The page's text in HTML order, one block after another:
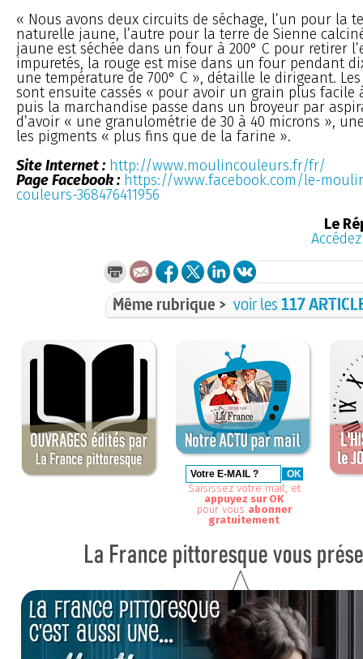
« Nous avons deux circuits de séchage, l’un pour la
naturelle jaune, l’autre pour la terre de Sienne
jaune est séchée dans un four à 200° C pour retirer
impuretés, la rouge est mise dans un four pendant
une température de 700° C », détaille le dirigeant.
sont ensuite cassés « pour avoir un grain plus facile
puis la marchandise passe dans un broyeur par
d’avoir « une granulométrie de 30 à 40 microns »,
les pigments « plus fins que de la farine ».
Site Internet : http://www.moulincouleurs.fr/fr/
Page Facebook : https://www.facebook.com/le-
couleurs-368476411956
Le
Même rubrique > voir les 117
Saisissez votre mail, et
appuyez sur OK
pour vous abonner
gratuitement